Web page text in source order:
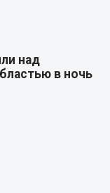
над
в ночь